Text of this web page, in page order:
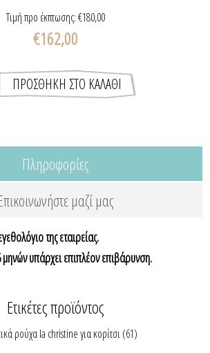
Τιμή προ έκπτωσης:€180,00
€162,00
Πληροφορίες
μαζί μας
της εταιρείας.
υπάρχει επιπλέον επιβάρυνση.
Ετικέτες προϊόντος
ρούχα la christine για κορίτσι (61)